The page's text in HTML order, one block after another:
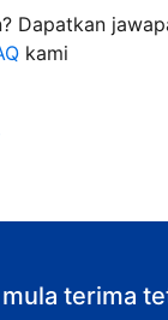
Dapatkan
kami
tetamu
terima